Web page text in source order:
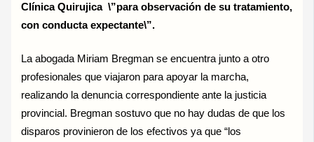
Clínica Quirujica \”para observación de su tratamiento,
con conducta expectante\”.
La abogada Miriam Bregman se encuentra junto a otro
profesionales que viajaron para apoyar la marcha,
realizando la denuncia correspondiente ante la justicia
provincial. Bregman sostuvo que no hay dudas de que los
disparos provinieron de los efectivos ya que “los